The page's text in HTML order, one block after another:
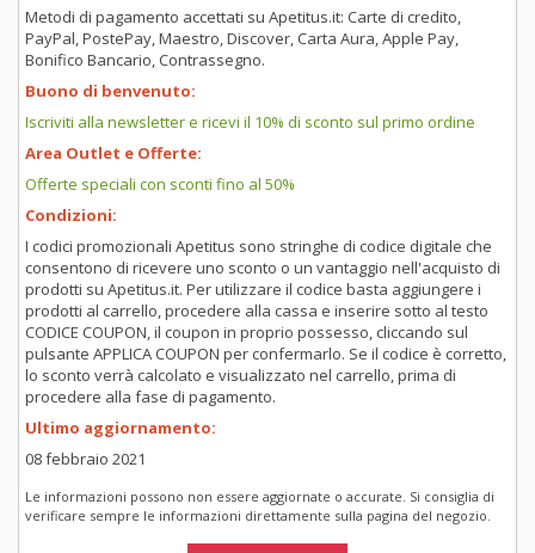
Metodi di pagamento accettati su Apetitus.it: Carte di credito,
PayPal, PostePay, Maestro, Discover, Carta Aura, Apple Pay,
Bonifico Bancario, Contrassegno.
Buono di benvenuto:
Iscriviti alla newsletter e ricevi il 10% di sconto sul primo ordine
Area Outlet e Offerte:
Offerte speciali con sconti fino al 50%
Condizioni:
I codici promozionali Apetitus sono stringhe di codice digitale che
consentono di ricevere uno sconto o un vantaggio nell'acquisto di
prodotti su Apetitus.it. Per utilizzare il codice basta aggiungere i
prodotti al carrello, procedere alla cassa e inserire sotto al testo
CODICE COUPON, il coupon in proprio possesso, cliccando sul
pulsante APPLICA COUPON per confermarlo. Se il codice è corretto,
lo sconto verrà calcolato e visualizzato nel carrello, prima di
procedere alla fase di pagamento.
Ultimo aggiornamento:
08 febbraio 2021
Le informazioni possono non essere aggiornate o accurate. Si consiglia di
verificare sempre le informazioni direttamente sulla pagina del negozio.